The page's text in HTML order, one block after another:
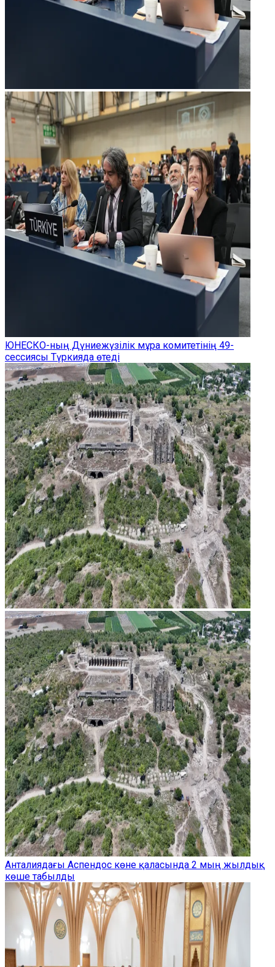
ЮНЕСКО-ның Дүниежүзілік мұра комитетінің 49-
сессиясы Түркияда өтеді
Анталиядағы Аспендос көне қаласында 2 мың жылдық
көше табылды